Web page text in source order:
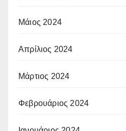
Μάιος 2024
Απρίλιος 2024
Μάρτιος 2024
Φεβρουάριος 2024